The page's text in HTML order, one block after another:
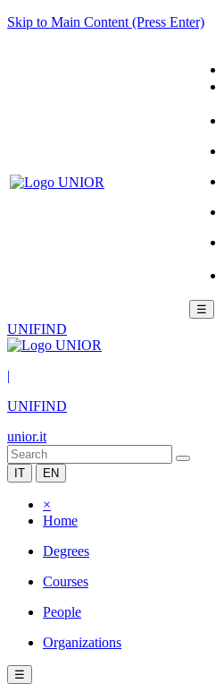
Skip to Main Content (Press Enter)
☰
UNIFIND
|
UNIFIND
unior.it
IT EN
×
Home
Degrees
Courses
People
Organizations
☰